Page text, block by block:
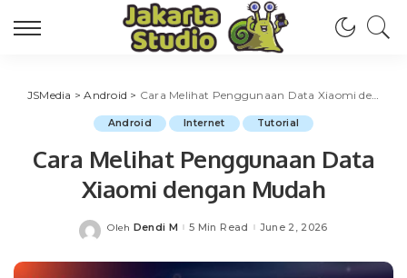
JSMedia >Android > Cara Melihat Penggunaan Data Xiaomi dengan Mudah
Android Internet Tutorial
Cara Melihat Penggunaan Data
Xiaomi dengan Mudah
Posted
Oleh Dendi M 5 Min Read June 2, 2026